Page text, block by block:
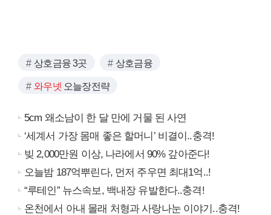
상호금융 3곳 상호금융
와우넷 오늘장전략
5cm 왜소남이 한 달 만에 거물 된 사연
‘세계서 가장 몸매 좋은 할머니’ 비결이..충격!
빚 2,000만원 이상, 나라에서 90% 갚아준다!
오늘밤 187억뿌린다, 먼저 주우면 최대1억..!
“루테인” 뉴스속보, 백내장 유발한다..충격!
온천에서 아내 몰래 처형과 사랑나눈 이야기..충격!